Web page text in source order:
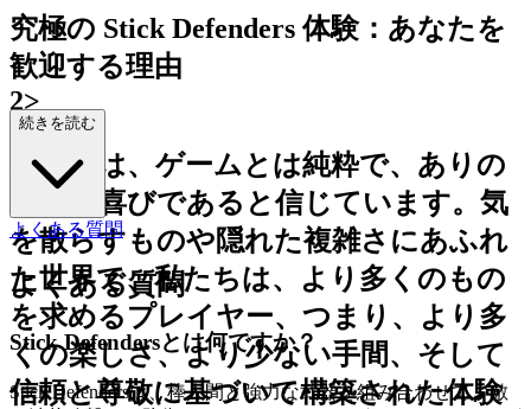
究極の Stick Defenders 体験：あなたを
歓迎する理由
2>
私たちは、ゲームとは純粋で、ありの
ままの喜びであると信じています。気
を散らすものや隠れた複雑さにあふれ
た世界で、私たちは、より多くのもの
を求めるプレイヤー、つまり、より多
くの楽しさ、より少ない手間、そして
信頼と尊敬に基づいて構築された体験
続きを読む
よくある質問
よくある質問
Stick Defendersとは何ですか？
Stick Defendersは、棒人間と強力な武器を組み合わせて、敵